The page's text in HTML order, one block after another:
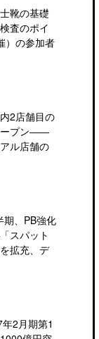
靴の基礎
査のポイ
）の参加者
2店舗目の
ープン――
ル店舗の
期、PB強化
スパット
拡充、デ
2月期第1